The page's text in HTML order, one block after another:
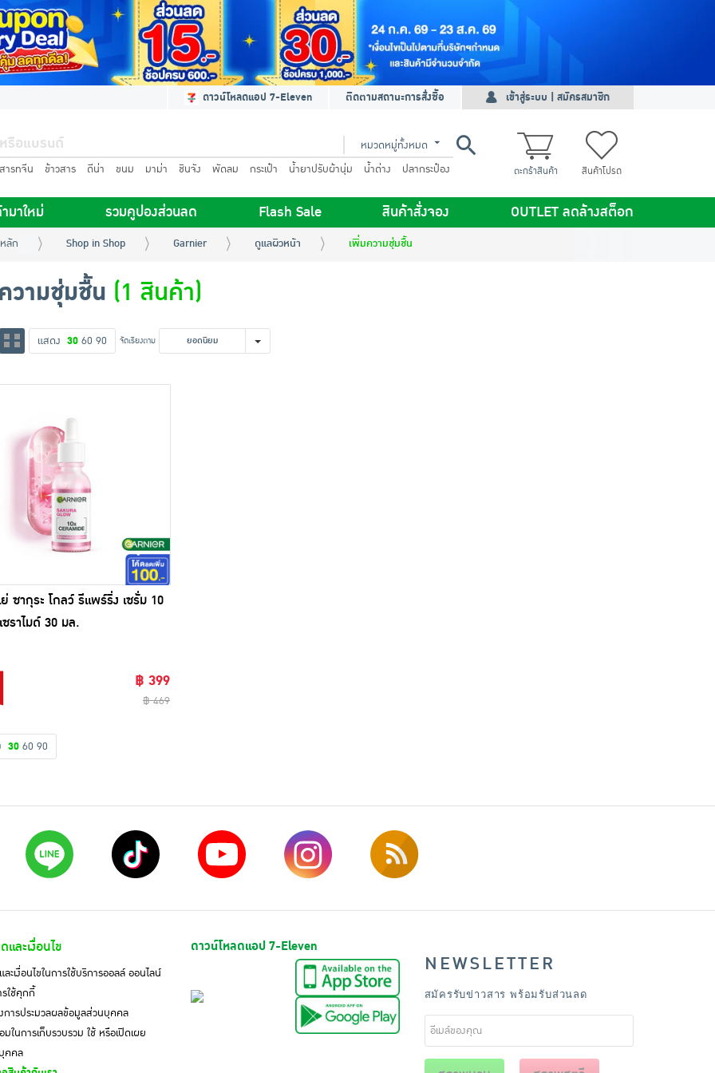
ดาวน์โหลดแอป 7-Eleven ติดตามสถานะการสั่งซื้อ เข้าสู่ระบบ | สมัครสมาชิก
หมวดหมู่ทั้งหมด
ารทจีน ข้าวสาร ดีน่า ขนม มาม่า ชินจัง พัดลม กระเป๋า น้ำยาปรับผ้านุ่ม น้ำด่าง ปลากระป๋อง ตะกร้าสินค้า สินค้าโปรด
มาใหม่ รวมคูปองส่วนลด Flash Sale สินค้าสั่งจอง OUTLET ลดล้างสต็อก
ลัก Shop in Shop Garnier ดูแลผิวหน้า เพิ่มความชุ่มชื้น
วามชุ่มชื้น (1 สินค้า)
แสดง 30 60 90 จัดเรียงตาม ยอดนิยม
ซากุระ โกลว์ รีแพร์ริ่ง เซรั่ม 10
ซราไมด์ 30 มล.
฿ 399
฿ 469
30 60 90
ละเงื่อนไข
ะเงื่อนไขในการใช้บริการออลล์ ออนไลน์
ใช้คุกกี้
การประมวลผลข้อมูลส่วนบุคคล
ในการเก็บรวบรวม ใช้ หรือเปิดเผย
คคล
ดาวน์โหลดแอป 7-Eleven
NEWSLETTER
สมัครรับข่าวสาร พร้อมรับส่วนลด